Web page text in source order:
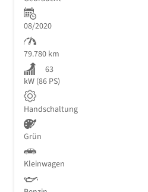
08/2020
79.780 km
63
kW (86 PS)
Handschaltung
Grün
Kleinwagen